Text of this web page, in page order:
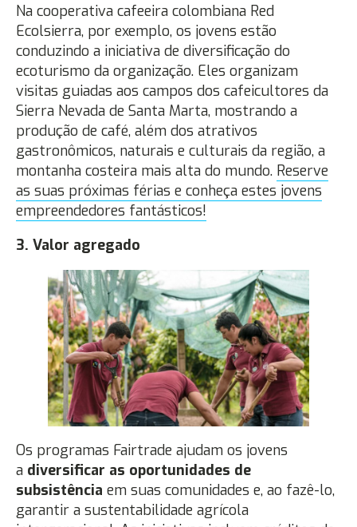
Na cooperativa cafeeira colombiana Red
Ecolsierra, por exemplo, os jovens estão
conduzindo a iniciativa de diversificação do
ecoturismo da organização. Eles organizam
visitas guiadas aos campos dos cafeicultores da
Sierra Nevada de Santa Marta, mostrando a
produção de café, além dos atrativos
gastronômicos, naturais e culturais da região, a
montanha costeira mais alta do mundo. Reserve
as suas próximas férias e conheça estes jovens
empreendedores fantásticos!
3. Valor agregado
Os programas Fairtrade ajudam os jovens
a diversificar as oportunidades de
subsistência em suas comunidades e, ao fazê-lo,
garantir a sustentabilidade agrícola